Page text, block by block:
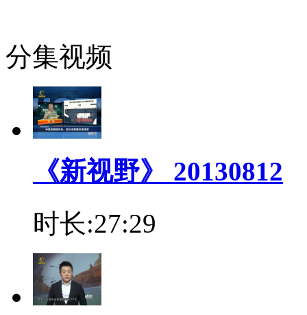
分集视频
《新视野》 20130812
时长:27:29